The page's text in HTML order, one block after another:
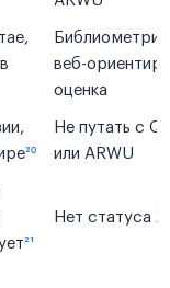
веб-
оценка
²⁰
Не путать с
или ARWU
²¹
Нет статуса